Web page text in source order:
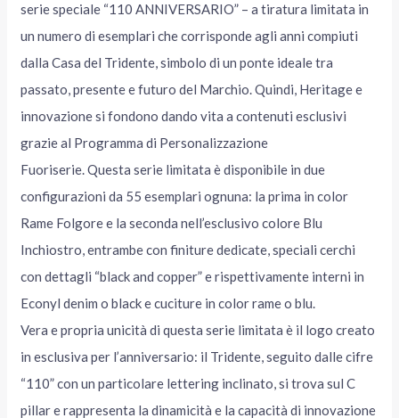
serie speciale “110 ANNIVERSARIO” – a tiratura limitata in
un numero di esemplari che corrisponde agli anni compiuti
dalla Casa del Tridente, simbolo di un ponte ideale tra
passato, presente e futuro del Marchio. Quindi, Heritage e
innovazione si fondono dando vita a contenuti esclusivi
grazie al Programma di Personalizzazione
Fuoriserie. Questa serie limitata è disponibile in due
configurazioni da 55 esemplari ognuna: la prima in color
Rame Folgore e la seconda nell’esclusivo colore Blu
Inchiostro, entrambe con finiture dedicate, speciali cerchi
con dettagli “black and copper” e rispettivamente interni in
Econyl denim o black e cuciture in color rame o blu.
Vera e propria unicità di questa serie limitata è il logo creato
in esclusiva per l’anniversario: il Tridente, seguito dalle cifre
“110” con un particolare lettering inclinato, si trova sul C
pillar e rappresenta la dinamicità e la capacità di innovazione